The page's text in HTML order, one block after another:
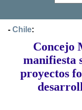
- Chile:
Concejo
manifiesta
proyectos